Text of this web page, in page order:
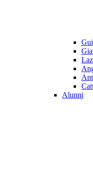
Alunni